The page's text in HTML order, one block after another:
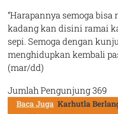
“Harapannya semoga
kadang kan disini ramai
sepi. Semoga dengan
menghidupkan kembali
(mar/dd)
Jumlah Pengunjung369
Baca Juga Karhutla